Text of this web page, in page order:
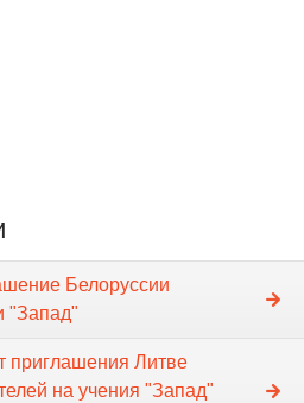
Белоруссии
"Запад"
приглашения Литве
на учения "Запад"